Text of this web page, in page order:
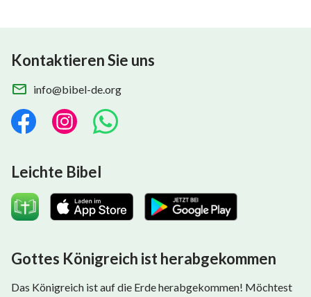
Kontaktieren Sie uns
info@bibel-de.org
Leichte Bibel
Gottes Königreich ist herabgekommen
Das Königreich ist auf die Erde herabgekommen! Möchtest